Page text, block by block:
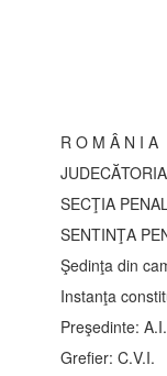
R O M Â N I A
SECŢIA
SENTINŢA
Şedinţa din
Instanţa
Preşedinte:
Grefier: C.V.I.